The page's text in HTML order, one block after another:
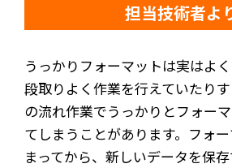
担当技術者よ
うっかりフォーマットは実はよ
段取りよく作業を行えていたり
の流れ作業でうっかりとフォー
てしまうことがあります。フォ
まってから、新しいデータを保